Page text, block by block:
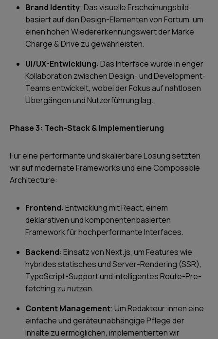
Brand Identity: Das visuelle Erscheinungsbild
basiert auf den Design-Elementen von Fortum, um
einen hohen Wiedererkennungswert der Marke
Charge & Drive zu gewährleisten.
UI/UX-Entwicklung: Das Interface wurde in enger
Kollaboration zwischen Design- und Development-
Teams entwickelt, wobei der Fokus auf nahtlosen
Übergängen und Nutzerführung lag.
Phase 3: Tech-Stack & Implementierung
Für eine performante und skalierbare Lösung setzten
wir auf modernste Frameworks und eine Composable
Architecture:
Frontend: Entwicklung mit React, einem
deklarativen und komponentenbasierten
Framework für hochperformante Interfaces.
Backend: Einsatz von Next.js, um Features wie
hybrides statisches und Server-Rendering (SSR),
TypeScript-Support und intelligentes Route-Pre-
fetching zu nutzen.
Content Management: Um Redakteur:innen eine
einfache und geräteunabhängige Pflege der
Inhalte zu ermöglichen, implementierten wir